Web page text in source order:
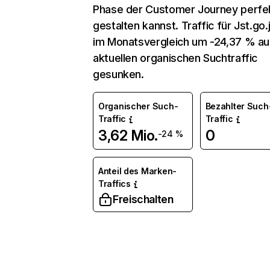
Phase der Customer Journey
gestalten kannst. Traffic für
im Monatsvergleich um -24,37 %
aktuellen organischen Suchtraffic
gesunken.
Organischer Such-
Traffic
3,62 Mio.-24 %
Bezahlter
Traffic
0
Anteil des Marken-
Traffics
Freischalten